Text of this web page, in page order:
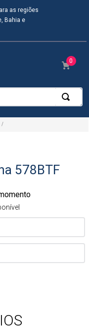
as regiões
Bahia e
0
578BTF